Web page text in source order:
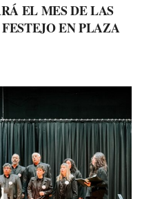
EL MES DE LAS
EN PLAZA